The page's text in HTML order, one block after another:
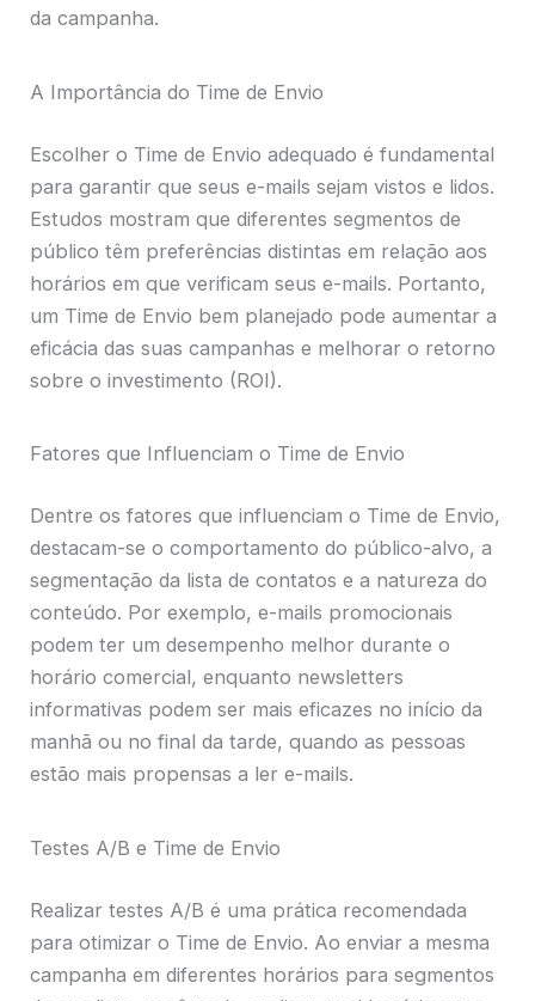
da campanha.
A Importância do Time de Envio
Escolher o Time de Envio adequado é fundamental
para garantir que seus e-mails sejam vistos e lidos.
Estudos mostram que diferentes segmentos de
público têm preferências distintas em relação aos
horários em que verificam seus e-mails. Portanto,
um Time de Envio bem planejado pode aumentar a
eficácia das suas campanhas e melhorar o retorno
sobre o investimento (ROI).
Fatores que Influenciam o Time de Envio
Dentre os fatores que influenciam o Time de Envio,
destacam-se o comportamento do público-alvo, a
segmentação da lista de contatos e a natureza do
conteúdo. Por exemplo, e-mails promocionais
podem ter um desempenho melhor durante o
horário comercial, enquanto newsletters
informativas podem ser mais eficazes no início da
manhã ou no final da tarde, quando as pessoas
estão mais propensas a ler e-mails.
Testes A/B e Time de Envio
Realizar testes A/B é uma prática recomendada
para otimizar o Time de Envio. Ao enviar a mesma
campanha em diferentes horários para segmentos